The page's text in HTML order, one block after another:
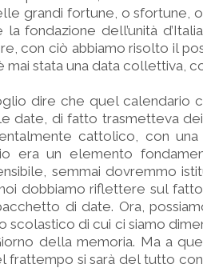
grandi fortune, o sfortune,
fondazione dell’unità
con ciò abbiamo risolto il
mai stata una data collettiva,
dire che quel calendario
date, di fatto trasmetteva
cattolico, con
era un elemento
semmai dovremmo
dobbiamo riflettere sul
di date. Ora,
scolastico di cui ci siamo
della memoria. Ma a
frattempo si sarà del tutto